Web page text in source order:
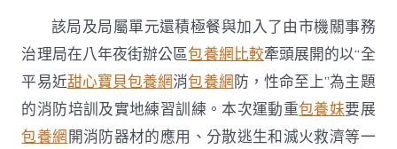
該局及局屬單元還積極餐與加入了由市機關事務
治理局在八年夜街辦公區包養網比較牽頭展開的以“全
平易近甜心寶貝包養網消包養網防，性命至上”為主題
的消防培訓及實地練習訓練。本次運動重包養妹要展
包養網 開消防器材的應用、分散逃生和滅火救濟等一